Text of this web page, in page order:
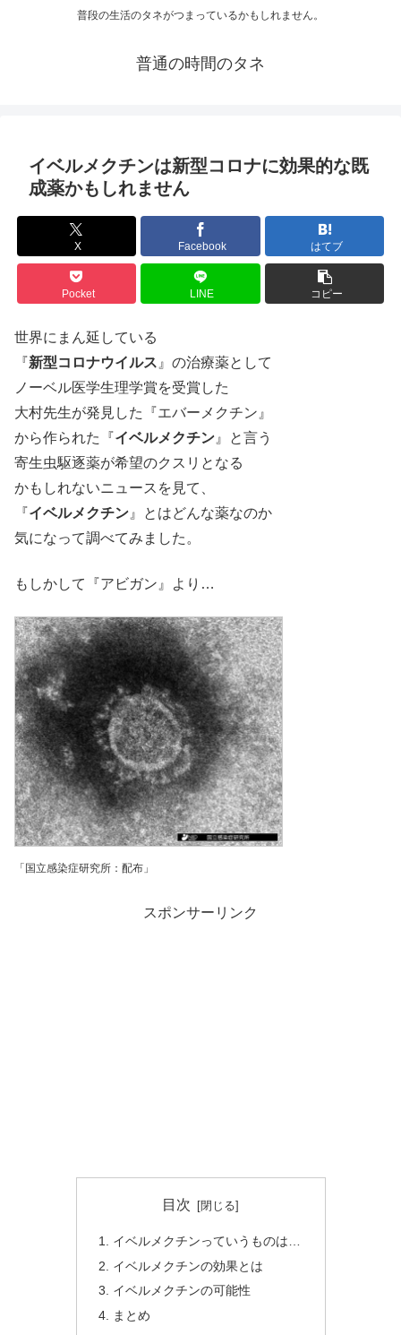
普段の生活のタネがつまっているかもしれません。
普通の時間のタネ
イベルメクチンは新型コロナに効果的な既
成薬かもしれません
X Facebook はてブ
Pocket LINE コピー
世界にまん延している
『新型コロナウイルス 』の治療薬として
ノーベル医学生理学賞を受賞した
大村先生が発見した『エバーメクチン』
から作られた『イベルメクチン 』と言う
寄生虫駆逐薬が希望のクスリとなる
かもしれないニュースを見て、
『イベルメクチン 』とはどんな薬なのか
気になって調べてみました。
もしかして『アビガン』より…
「国立感染症研究所：配布」
スポンサーリンク
目次
イベルメクチンっていうものは…
イベルメクチンの効果とは
イベルメクチンの可能性
まとめ